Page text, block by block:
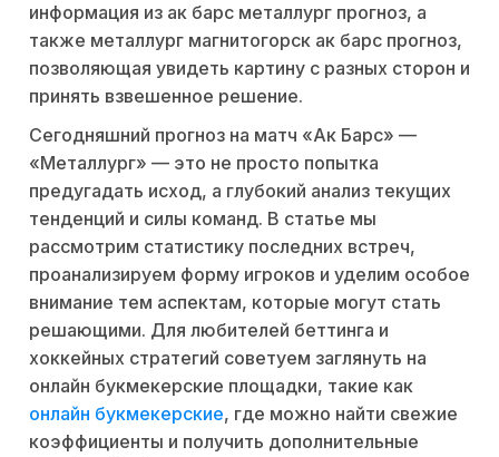
информация из ак барс металлург прогноз, а
также металлург магнитогорск ак барс прогноз,
позволяющая увидеть картину с разных сторон и
принять взвешенное решение.
Сегодняшний прогноз на матч «Ак Барс» —
«Металлург» — это не просто попытка
предугадать исход, а глубокий анализ текущих
тенденций и силы команд. В статье мы
рассмотрим статистику последних встреч,
проанализируем форму игроков и уделим особое
внимание тем аспектам, которые могут стать
решающими. Для любителей беттинга и
хоккейных стратегий советуем заглянуть на
онлайн букмекерские площадки, такие как
онлайн букмекерские, где можно найти свежие
коэффициенты и получить дополнительные